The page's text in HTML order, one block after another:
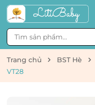
Trang chủ BST Hè
VT28